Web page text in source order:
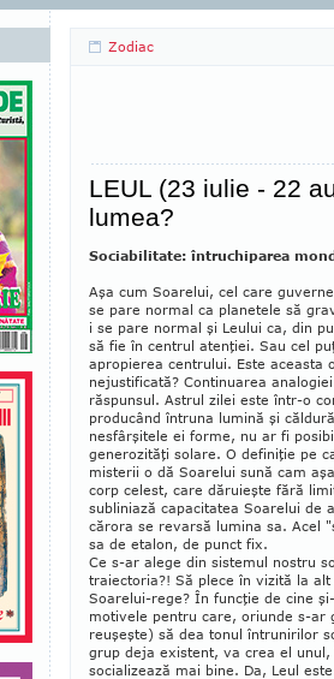
Zodiac
LEUL (23 iulie - 22
lumea?
Sociabilitate: întruchiparea
Aşa cum Soarelui, cel care
se pare normal ca planetele să
i se pare normal şi Leului ca, din
să fie în centrul atenţiei. Sau cel
apropierea centrului. Este aceasta
nejustificată? Continuarea
răspunsul. Astrul zilei este într-o
producând întruna lumină şi
nesfârşitele ei forme, nu ar fi
generozităţi solare. O definiţie pe
misterii o dă Soarelui sună cam
corp celest, care dă­ru­ieşte fără
subliniază capacitatea Soarelui de
cărora se revarsă lumina sa. Acel
sa de eta­lon, de punct fix.
Ce s-ar alege din sistemul nostru
traiectoria?! Să ple­ce în vizită la
Soarelui-rege? În funcţie de cine
motivele pentru care, oriunde s-ar
reuşeşte) să dea tonul întrunirilor
grup deja existent, va crea el
so­cializează mai bine. Da, Leul